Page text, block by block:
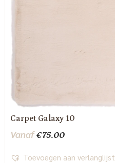
Carpet Galaxy 10
Vanaf€75.00
Toevoegen aan verlanglijst